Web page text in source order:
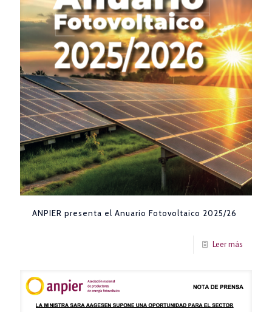
ANPIER presenta el Anuario Fotovoltaico 2025/26
Leer más